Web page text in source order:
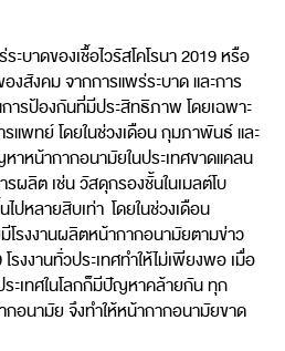
ะบาดของเชื้อไวรัสโคโรนา 2019 หรือ
งสังคม จากการแพร่ระบาด และการ
ารป้องกันที่มีประสิทธิภาพ โดยเฉพาะ
แพทย์ โดยในช่วงเดือน กุมภาพันธ์ และ
าหน้ากากอนามัยในประเทศขาดแคลน
ผลิต เช่น วัสดุกรองชั้นในเมลต์โบ
ปหลายสิบเท่า โดยในช่วงเดือน
โรงงานผลิตหน้ากากอนามัยตามข่าว
งงานทั่วประเทศทำให้ไม่เพียงพอ เมื่อ
ะเทศในโลกก็มีปัญหาคล้ายกัน ทุก
กอนามัย จึงทำให้หน้ากากอนามัยขาด